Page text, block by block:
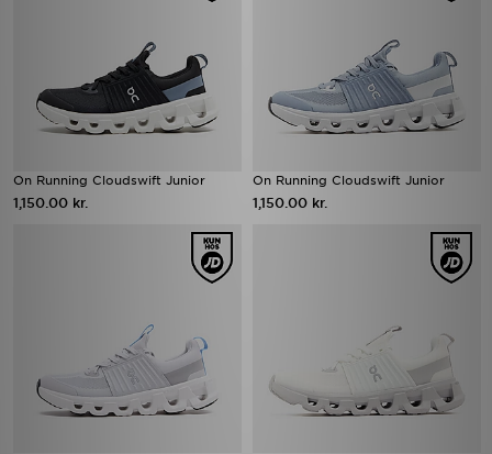
On Running Cloudswift Junior
1,150.00 kr.
On Running Cloudswift Junior
1,150.00 kr.